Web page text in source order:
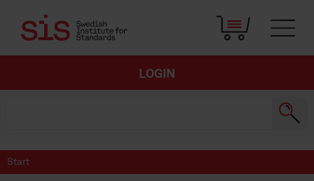
LOGIN
Start